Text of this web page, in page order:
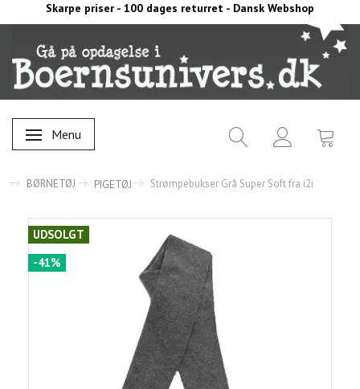
Skarpe priser - 100 dages returret - Dansk Webshop
Skifte navigation
Menu
BØRNETØJ PIGETØJ Strømpebukser Grå Super Soft fra i2i
UDSOLGT
-41%